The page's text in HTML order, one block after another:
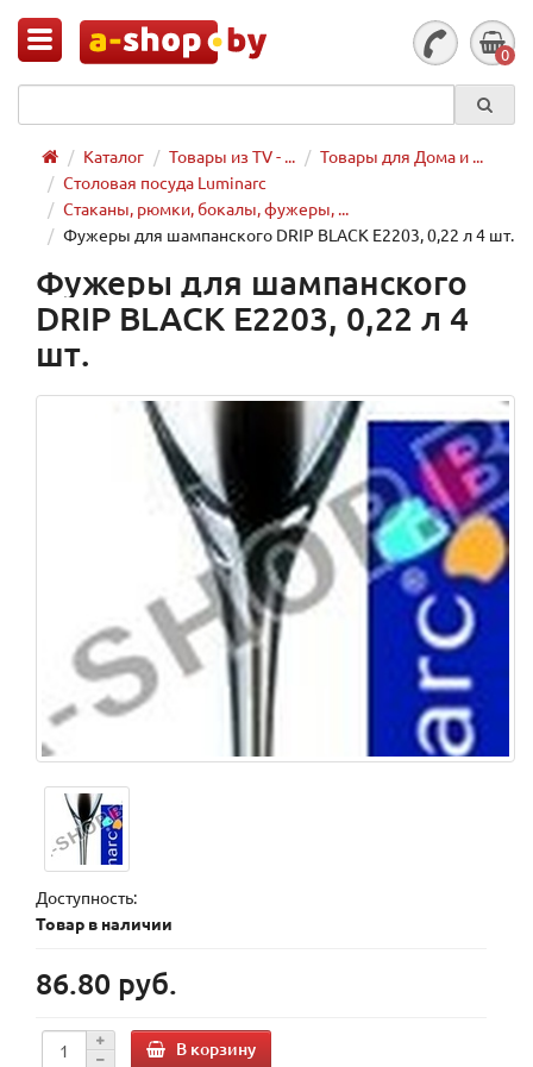
0
Каталог Товары из TV - ...
Товары для Дома и ...
Столовая посуда Luminarc
Стаканы, рюмки, бокалы, фужеры, ...
Фужеры для шампанского DRIP BLACK E2203, 0,22 л 4 шт.
Фужеры для шампанского
DRIP BLACK E2203, 0,22 л 4
шт.
Доступность:
Товар в наличии
86.80 руб.
В корзину